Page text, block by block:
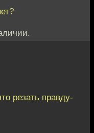
резать правду-